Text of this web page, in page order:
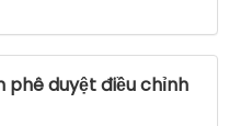
phê duyệt điều chỉnh